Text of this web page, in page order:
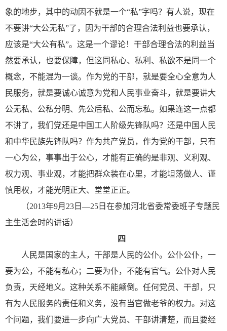
象的地步，其中的动因不就是一个“私”字吗？有人说，现在
不要讲“大公无私”了，因为干部的合理合法利益也要承认，
应该是“大公有私”。这是一个谬论！干部合理合法的利益当
然要承认，也要保障，但这同私心、私利、私欲不是同一个
概念，不能混为一谈。作为党的干部，就是要全心全意为人
民服务，就是要诚心诚意为党和人民事业奋斗，就是要讲大
公无私、公私分明、先公后私、公而忘私。如果连这一点都
不讲了，我们党还是中国工人阶级先锋队吗？还是中国人民
和中华民族先锋队吗？作为共产党员，作为党的干部，只有
一心为公，事事出于公心，才能有正确的是非观、义利观、
权力观、事业观，才能把群众装在心里，才能坦荡做人、谨
慎用权，才能光明正大、堂堂正正。
（2013年9月23日—25日在参加河北省委常委班子专题民
主生活会时的讲话）
四
人民是国家的主人，干部是人民的公仆。公仆公仆，一
要为公，不能有私心；二要为仆，不能有官气。公仆对人民
负责，天经地义。这种关系不能颠倒。任何党员、干部，只
有为人民服务的责任和义务，没有当官做老爷的权力。对这
个问题，我们要进一步向广大党员、干部讲清楚，而且要经